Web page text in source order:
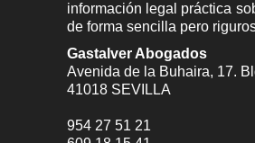
información legal práctica
de forma sencilla pero
Gastalver Abogados
Avenida de la Buhaira, 17.
41018 SEVILLA
954 27 51 21